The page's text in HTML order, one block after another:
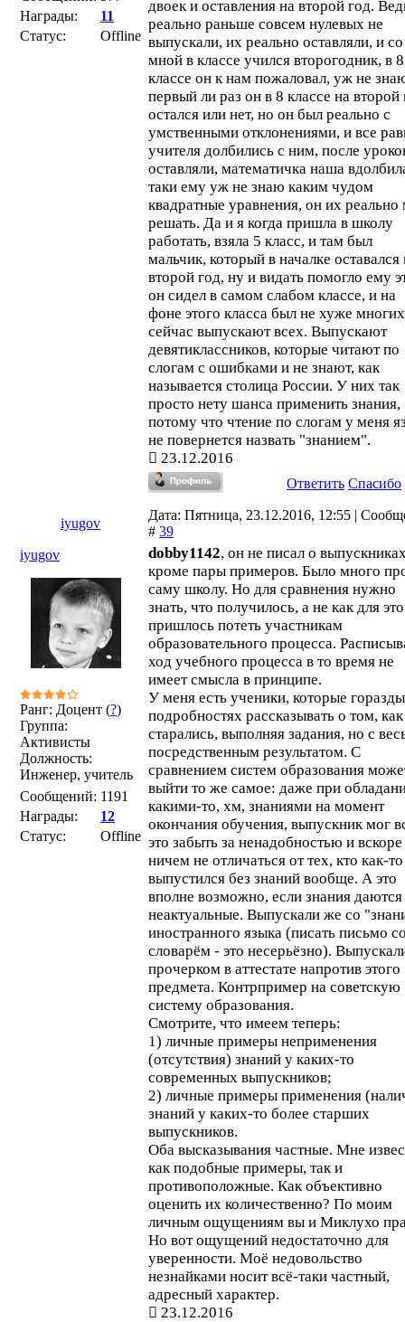
Награды:
11
Статус:
Offline
двоек и оставления на второй год.
реально раньше совсем нулевых не
выпускали, их реально оставляли, и со
мной в классе учился второгодник, в 8
классе он к нам пожаловал, уж не
первый ли раз он в 8 классе на второй
остался или нет, но он был реально с
умственными отклонениями, и все
учителя долбились с ним, после
оставляли, математичка наша
таки ему уж не знаю каким чудом
квадратные уравнения, он их реально
решать. Да и я когда пришла в школу
работать, взяла 5 класс, и там был
мальчик, который в началке оставался
второй год, ну и видать помогло ему
он сидел в самом слабом классе, и на
фоне этого класса был не хуже
сейчас выпускают всех. Выпускают
девятиклассников, которые читают по
слогам с ошибками и не знают, как
называется столица России. У них так
просто нету шанса применить знания,
потому что чтение по слогам у меня
не повернется назвать "знанием".
23.12.2016
Ответить Спасибо
iyugov
Дата: Пятница, 23.12.2016, 12:55 |
# 39
iyugov
Ранг: Доцент (?)
Группа:
Активисты
Должность:
Инженер, учитель
Сообщений: 1191
Награды:
12
Статус:
Offline
dobby1142, он не писал о
кроме пары примеров. Было много
саму школу. Но для сравнения нужно
знать, что получилось, а не как для
пришлось потеть участникам
образовательного процесса.
ход учебного процесса в то время не
имеет смысла в принципе.
У меня есть ученики, которые
подробностях рассказывать о том,
старались, выполняя задания, но с
посредственным результатом. С
сравнением систем образования
выйти то же самое: даже при
какими-то, хм, знаниями на момент
окончания обучения, выпускник мог
это забыть за ненадобностью и вскоре
ничем не отличаться от тех, кто как-то
выпустился без знаний вообще. А это
вполне возможно, если знания даются
неактуальные. Выпускали же со
иностранного языка (писать письмо
словарём - это несерьёзно).
прочерком в аттестате напротив этого
предмета. Контрпример на советскую
систему образования.
Смотрите, что имеем теперь:
1) личные примеры неприменения
(отсутствия) знаний у каких-то
современных выпускников;
2) личные примеры применения
знаний у каких-то более старших
выпускников.
Оба высказывания частные. Мне
как подобные примеры, так и
противоположные. Как объективно
оценить их количественно? По моим
личным ощущениям вы и Миклухо
Но вот ощущений недостаточно для
уверенности. Моё недовольство
незнайками носит всё-таки частный,
адресный характер.
23.12.2016